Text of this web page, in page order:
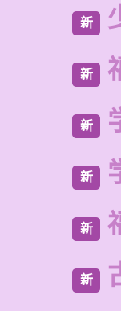
新
新
新
新
新
新